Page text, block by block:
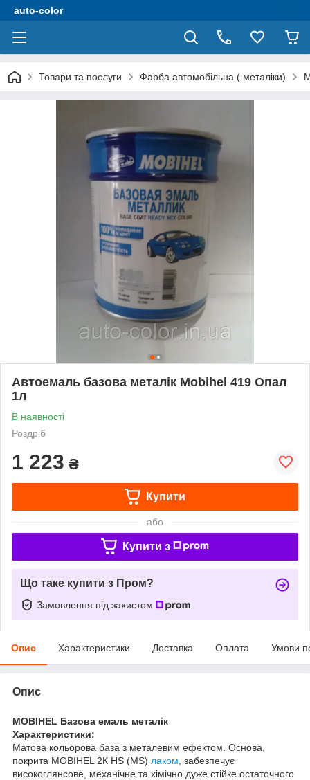
auto-color
Товари та послуги Фарба автомобільна ( металіки)
Автоемаль базова металік Mobihel 419 Опал
1л
В наявності
Роздріб
1 223 ₴
Купити
або
Купити з
Що таке купити з Пром?
Замовлення під захистом
Опис Характеристики Доставка Оплата Умови
Опис
MOBIHEL Базова емаль металік
Характеристики:
Матова кольорова база з металевим ефектом. Основа,
покрита MOBIHEL 2К HS (MS) лаком , забезпечує
високоглянсове, механічне та хімічно дуже стійке остаточного